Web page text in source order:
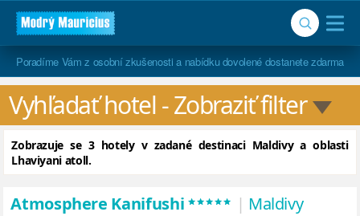
Poradíme Vám z osobní zkušenosti a nabídku dovolené dostanete zdarma
Vyhľadať hotel - Zobraziť filter
Zobrazuje se 3 hotely v zadané destinaci Maldivy a oblasti
Lhaviyani atoll.
Atmosphere Kanifushi***** | Maldivy